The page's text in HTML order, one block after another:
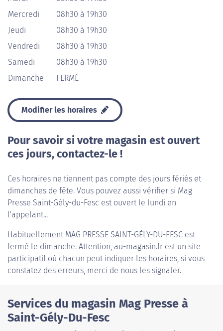
Mercredi
08h30 à 19h30
Jeudi
08h30 à 19h30
Vendredi
08h30 à 19h30
Samedi
08h30 à 19h30
Dimanche
FERMÉ
Modifier les horaires
Pour savoir si votre magasin est ouvert
ces jours, contactez-le !
Ces horaires ne tiennent pas compte des jours fériés et
dimanches de fête. Vous pouvez aussi vérifier si Mag
Presse Saint-Gély-du-Fesc est ouvert le lundi en
l'appelant...
Habituellement MAG PRESSE SAINT-GÉLY-DU-FESC est
fermé le dimanche. Attention, au-magasin.fr est un site
participatif où chacun peut indiquer les horaires, si vous
constatez des erreurs, merci de nous les signaler.
Services du magasin Mag Presse à
Saint-Gély-Du-Fesc